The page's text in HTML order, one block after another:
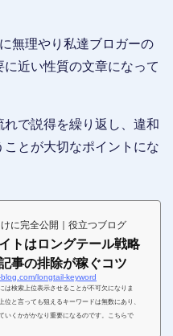
無理やり私達ブロガーの
近い性質の文章になって
で説得を繰り返し、違和
とが大切なポイントにな
に完全公開｜役立つブログ
トはロングテール戦略
事の排除が稼ぐコツ
longtail-keyword
は検索上位表示させることが不可欠になりま
位と言っても狙えるキーワードは無数にあり、
いくかがかなり重要になるのです。こちらで